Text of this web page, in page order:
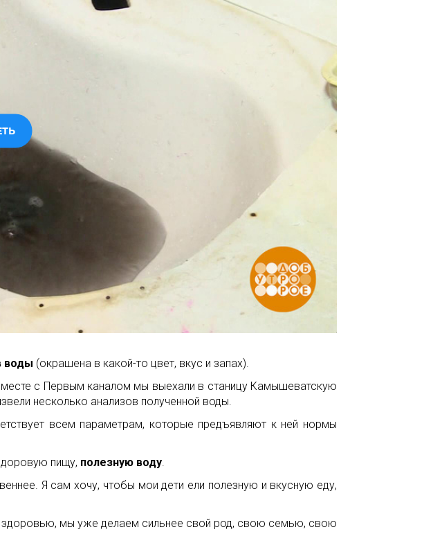
воды (окрашена в какой-то цвет, вкус и запах).
с Первым каналом мы выехали в станицу Камышеватскую
несколько анализов полученной воды.
всем параметрам, которые предъявляют к ней нормы
пищу, полезную воду.
Я сам хочу, чтобы мои дети ели полезную и вкусную еду,
здоровью, мы уже делаем сильнее свой род, свою семью, свою